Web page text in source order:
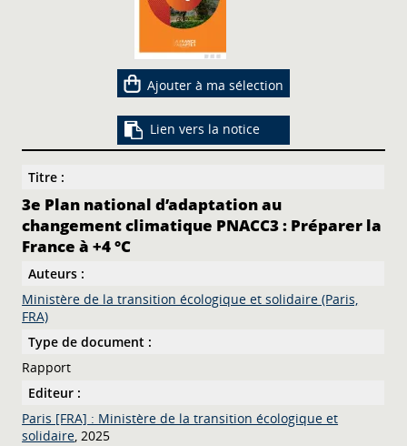
Ajouter à ma sélection
Lien vers la notice
Titre :
3e Plan national d’adaptation au
changement climatique PNACC3 : Préparer la
France à +4 °C
Auteurs :
Ministère de la transition écologique et solidaire (Paris,
FRA)
Type de document :
Rapport
Editeur :
Paris [FRA] : Ministère de la transition écologique et
solidaire, 2025